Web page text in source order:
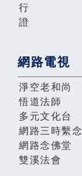
行
證
網路電視
淨空老和尚
悟道法師
多元文化台
網路三時繫念
網路念佛堂
雙溪法會